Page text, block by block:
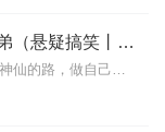
布偶猫
【我滴神呀】我给孟婆当小弟（悬疑搞笑丨牛大宝&猫豆女）
我滴神呀！这是什么神仙剧场？走神仙的路，做自己的神，喜马原创爆笑剧场，惊喜上线！点我听全部！！【内容简介】我只是一个普通的都市小白领，平庸且无聊的活着，但是有一...